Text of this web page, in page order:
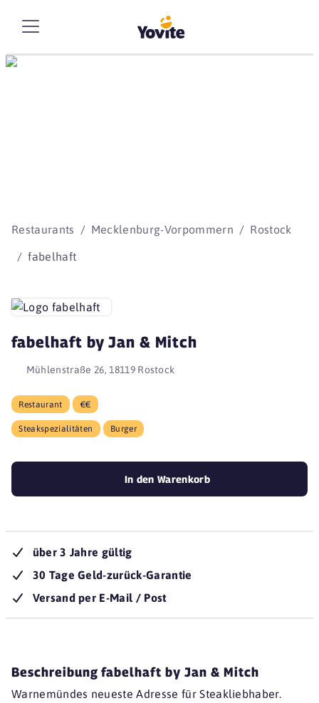
Restaurants Mecklenburg-Vorpommern Rostock
fabelhaft
fabelhaft by Jan & Mitch
Mühlenstraße 26, 18119 Rostock
Restaurant €€
Steakspezialitäten Burger
In den Warenkorb
über 3 Jahre gültig
30 Tage Geld-zurück-Garantie
Versand per E-Mail / Post
Beschreibung fabelhaft by Jan & Mitch
Warnemündes neueste Adresse für Steakliebhaber.